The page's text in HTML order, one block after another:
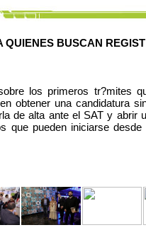
QUIENES BUSCAN
los primeros tr?mites
obtener una candidatura
de alta ante el SAT y abrir
que pueden iniciarse